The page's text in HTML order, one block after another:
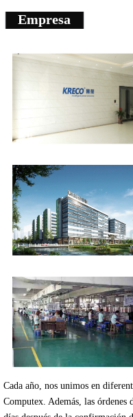
Empresa
Cada año , nos unimos en
Computex Además , las órdenes